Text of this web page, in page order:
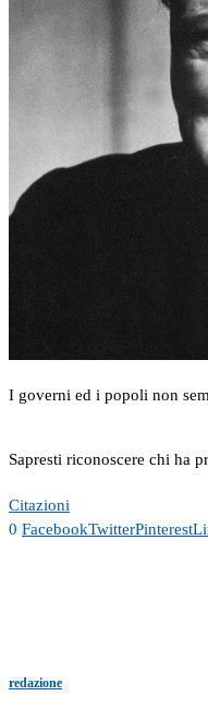
I governi ed i popoli non
Sapresti riconoscere chi ha
Citazioni
0 FacebookTwitterPinterest
redazione